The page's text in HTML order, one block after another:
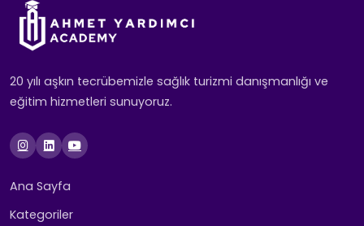
20 yılı aşkın tecrübemizle sağlık turizmi danışmanlığı ve
eğitim hizmetleri sunuyoruz.
Ana Sayfa
Kategoriler